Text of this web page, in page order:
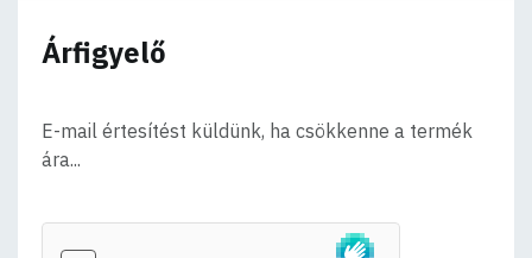
Árfigyelő
E-mail értesítést küldünk, ha csökkenne a termék
ára...